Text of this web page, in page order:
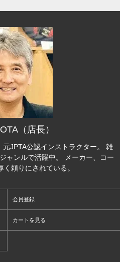
（店長）
JPTA公認インストラクター。 雑
ャンルで活躍中。 メーカー、コー
頼りにされている。
会員登録
カートを見る